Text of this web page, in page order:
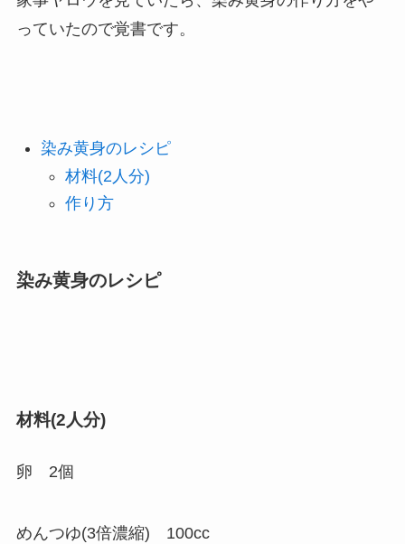
っていたので覚書です。
染み黄身のレシピ
材料(2人分)
作り方
染み黄身のレシピ
材料(2人分)
卵 2個
めんつゆ(3倍濃縮) 100cc